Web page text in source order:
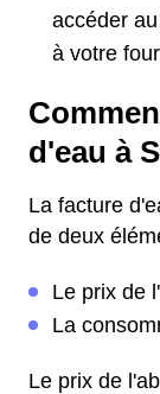
accéder
à votre
d'eau à
La facture
de deux
Le prix de
La
Le prix de